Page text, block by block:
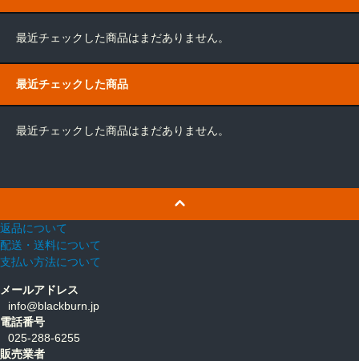
最近チェックした商品はまだありません。
最近チェックした商品
最近チェックした商品はまだありません。
返品について
配送・送料について
支払い方法について
メールアドレス
info@blackburn.jp
電話番号
025-288-6255
販売業者